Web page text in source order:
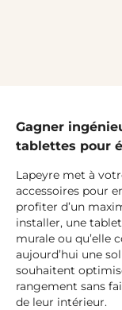
Gagner
tablettes pour
Lapeyre met à
accessoires pour
profiter d’un
installer, une
murale ou qu’elle
aujourd’hui une
souhaitent
rangement sans
de leur intérieur.